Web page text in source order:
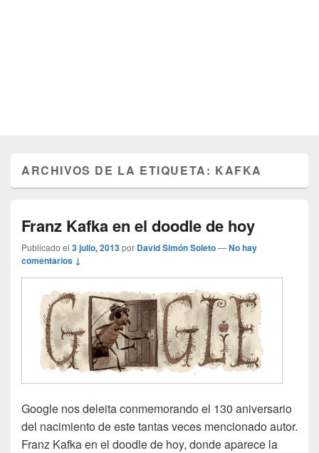
ARCHIVOS DE LA ETIQUETA: KAFKA
Franz Kafka en el doodle de hoy
Publicado el 3 julio, 2013por David Simón Soleto—No hay
comentarios ↓
Google nos deleita conmemorando el 130 aniversario
del nacimiento de este tantas veces mencionado autor.
Franz Kafka en el doodle de hoy, donde aparece la